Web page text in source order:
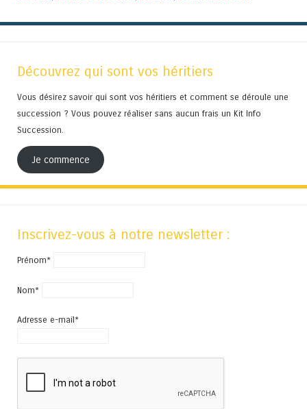
Découvrez qui sont vos héritiers
Vous désirez savoir qui sont vos héritiers et comment se déroule une
succession ? Vous pouvez réaliser sans aucun frais un Kit Info
Succession.
Je commence
Inscrivez-vous à notre newsletter :
Prénom*
Nom*
Adresse e-mail*